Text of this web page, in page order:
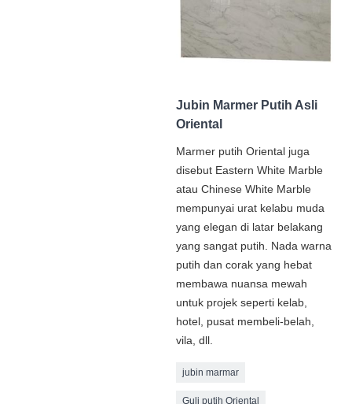
Jubin Marmer Putih Asli
Oriental
Marmer putih Oriental juga
disebut Eastern White Marble
atau Chinese White Marble
mempunyai urat kelabu muda
yang elegan di latar belakang
yang sangat putih. Nada warna
putih dan corak yang hebat
membawa nuansa mewah
untuk projek seperti kelab,
hotel, pusat membeli-belah,
vila, dll.
jubin marmar
Guli putih Oriental